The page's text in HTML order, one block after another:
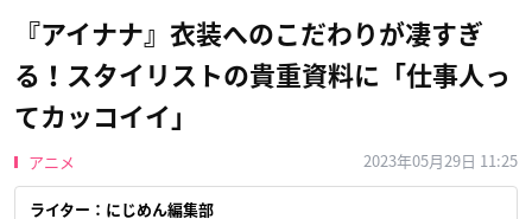
『アイナナ』衣装へのこだわりが凄すぎ
る！スタイリストの貴重資料に「仕事人っ
てカッコイイ」
アニメ 2023年05月29日 11:25
ライター：にじめん編集部